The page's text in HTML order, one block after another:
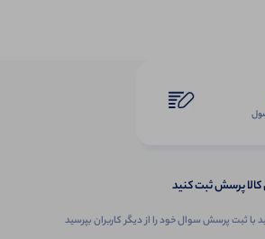
کالا پرسش ثبت کنید
ثبت پرسش سوال خود را از دیگر کاربران بپرسید